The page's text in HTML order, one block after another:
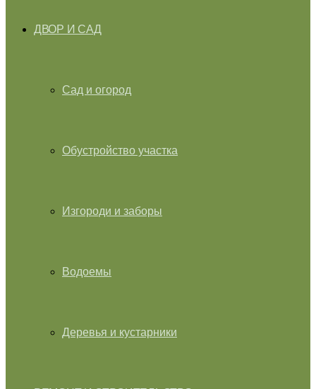
ДВОР И САД
Сад и огород
Обустройство участка
Изгороди и заборы
Водоемы
Деревья и кустарники